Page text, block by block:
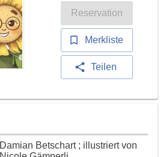
Reservation
Merkliste
Teilen
Damian Betschart ; illustriert von